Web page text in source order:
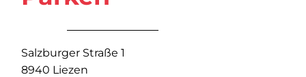
Salzburger Straße 1
8940 Liezen